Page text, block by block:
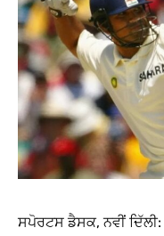
ਸਪੋਰਟਸ ਡੈਸਕ, ਨਵੀਂ ਦਿੱਲੀ: